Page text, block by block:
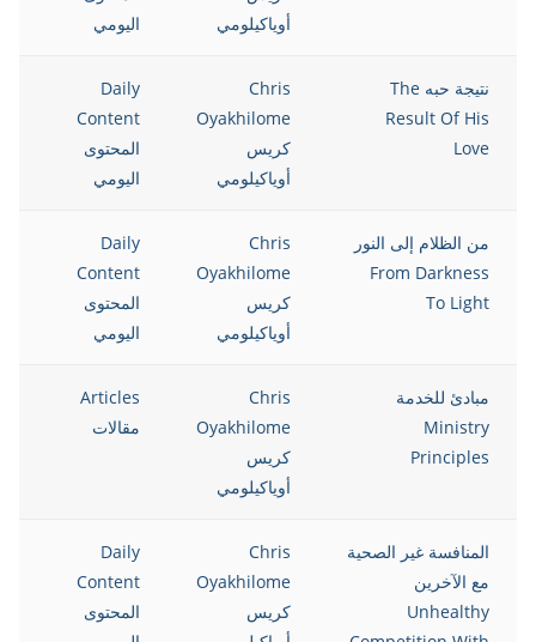
أوياكيلومي
اليومي
نتيجة حبه The
Result Of His
Love
Chris
Oyakhilome
كريس
أوياكيلومي
Daily
Content
المحتوى
اليومي
من الظلام إلى النور
From Darkness
To Light
Chris
Oyakhilome
كريس
أوياكيلومي
Daily
Content
المحتوى
اليومي
مبادئ للخدمة
Ministry
Principles
Chris
Oyakhilome
كريس
أوياكيلومي
Articles
مقالات
المنافسة غير الصحية
مع الآخرين
Unhealthy
Chris
Oyakhilome
كريس
Daily
Content
المحتوى